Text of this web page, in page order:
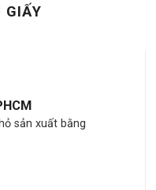
GIẤY
sản xuất bằng